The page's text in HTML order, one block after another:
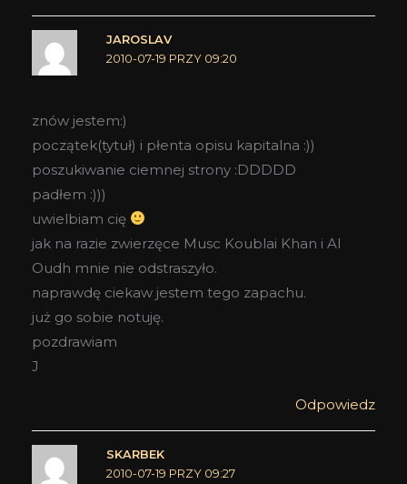
JAROSLAV
2010-07-19 PRZY 09:20
znów jestem:)
początek(tytuł) i płenta opisu kapitalna :))
poszukiwanie ciemnej strony :DDDDD
padłem :)))
uwielbiam cię
jak na razie zwierzęce Musc Koublai Khan i Al
Oudh mnie nie odstraszyło.
naprawdę ciekaw jestem tego zapachu.
już go sobie notuję.
pozdrawiam
J
Odpowiedz
SKARBEK
2010-07-19 PRZY 09:27